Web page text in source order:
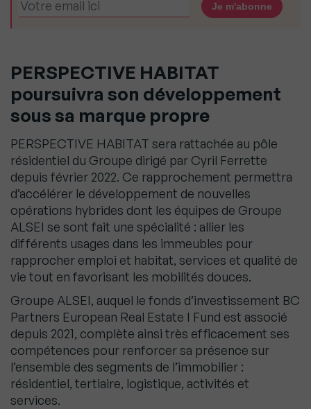
PERSPECTIVE HABITAT
poursuivra son développement
sous sa marque propre
PERSPECTIVE HABITAT sera rattachée au pôle
résidentiel du Groupe dirigé par Cyril Ferrette
depuis février 2022. Ce rapprochement permettra
d’accélérer le développement de nouvelles
opérations hybrides dont les équipes de Groupe
ALSEI se sont fait une spécialité : allier les
différents usages dans les immeubles pour
rapprocher emploi et habitat, services et qualité de
vie tout en favorisant les mobilités douces.
Groupe ALSEI, auquel le fonds d’investissement BC
Partners European Real Estate I Fund est associé
depuis 2021, complète ainsi très efficacement ses
compétences pour renforcer sa présence sur
l’ensemble des segments de l’immobilier :
résidentiel, tertiaire, logistique, activités et
services.